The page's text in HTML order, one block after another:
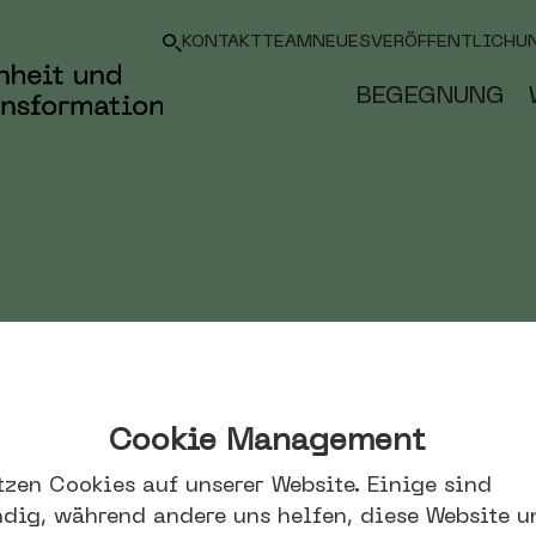
Cookie Management
Cookies auf unserer Website. Einige sind
während andere uns helfen, diese Website
KONTAKT TEAM NEUES
BEGEGNUNG
Kultur ist der